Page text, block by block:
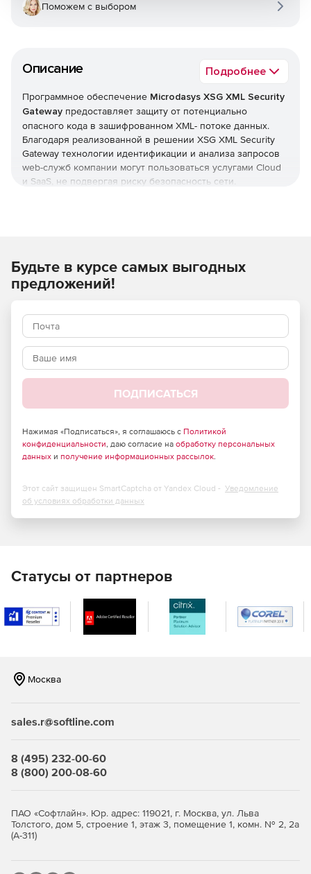
Описание Подробнее
Программное обеспечение Microdasys XSG XML Security
Gateway предоставляет защиту от потенциально
опасного кода в зашифрованном XML- потоке данных.
Благодаря реализованной в решении XSG XML Security
Gateway технологии идентификации и анализа запросов
web-служб компании могут пользоваться услугами Cloud
и SaaS, не подвергая риску безопасность сети.
Поможем с выбором
Будьте в курсе самых выгодных
предложений!
ПОДПИСАТЬСЯ
Нажимая «Подписаться», я соглашаюсь с Политикой
конфиденциальности, даю согласие на обработку персональных
данных и получение информационных рассылок.
Этот сайт защищен SmartCaptcha от Yandex Cloud - Уведомление
об условиях обработки данных
Статусы от партнеров
Москва
sales.r@softline.com
8 (495) 232-00-60
8 (800) 200-08-60
ПАО «Софтлайн». Юр. адрес: 119021, г. Москва, ул. Льва
Толстого, дом 5, строение 1, этаж 3, помещение 1, комн. № 2, 2а
(А-311)